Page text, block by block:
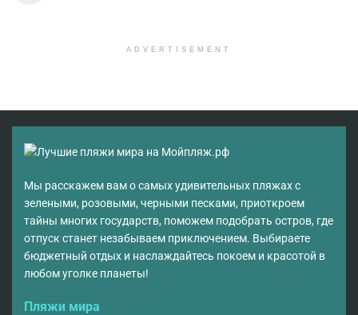
ADVERTISEMENT
Мы расскажем вам о самых удивительных пляжах с
зелеными, розовыми, черными песками, приоткроем
тайны многих государств, поможем подобрать остров, где
отпуск станет незабываем приключением. Выбираете
бюджетный отдых и наслаждайтесь покоем и красотой в
любом уголке планеты!
Пляжи мира